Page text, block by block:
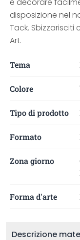
disposizione nel
Tack.
Art.
Tema
Colore
Tipo di prodotto
Formato
Zona giorno
Forma d'arte
Descrizione